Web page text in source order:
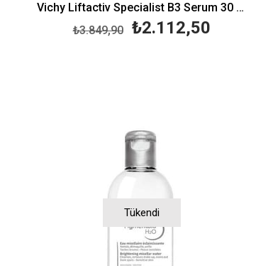
Vichy Liftactiv Specialist B3 Serum 30 ml
₺2.112,50
₺3.849,90
Tükendi